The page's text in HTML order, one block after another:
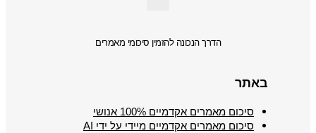
הדרך הנכונה להזמין סיכומי מאמרים
באתר
סיכום מאמרים אקדמיים 100% אנושי
סיכום מאמרים אקדמיים מיידי על ידי AI